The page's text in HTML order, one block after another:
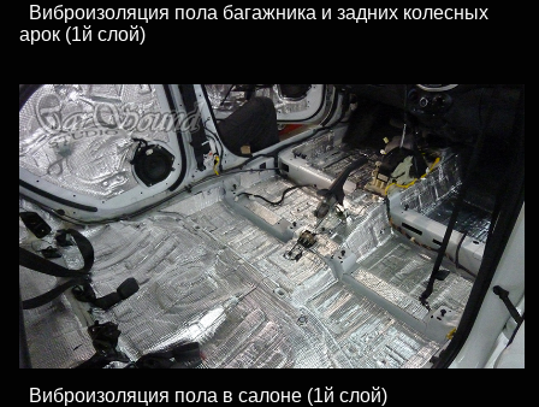
Виброизоляция пола багажника и задних колесных
арок (1й слой)
Виброизоляция пола в салоне (1й слой)